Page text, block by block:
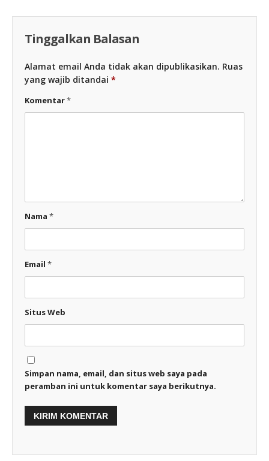
Tinggalkan Balasan
Alamat email Anda tidak akan dipublikasikan. Ruas
yang wajib ditandai *
Komentar*
Nama *
Email *
Situs Web
Simpan nama, email, dan situs web saya pada
peramban ini untuk komentar saya berikutnya.